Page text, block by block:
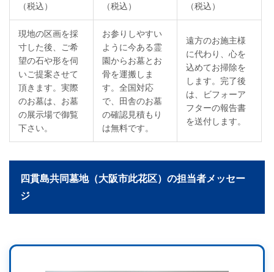
（税込）
（税込）
（税込）
現地の区画を採
寸した後、ご希
望の石や形を伺
いご提案させて
頂きます。実際
のお墓は、お墓
の展示場で御覧
下さい。
お参りしやすい
ように今ある霊
園からお墓とお
骨を運搬しま
す。全国対応
で、田舎のお墓
の確認見積もり
は無料です。
遠方のお施主様
に代わり、心を
込めてお掃除を
します。完了後
は、ビフォーア
フターの報告書
を送付します。
四貫島共同墓地（大阪市此花区）の担当者メッセー
ジ